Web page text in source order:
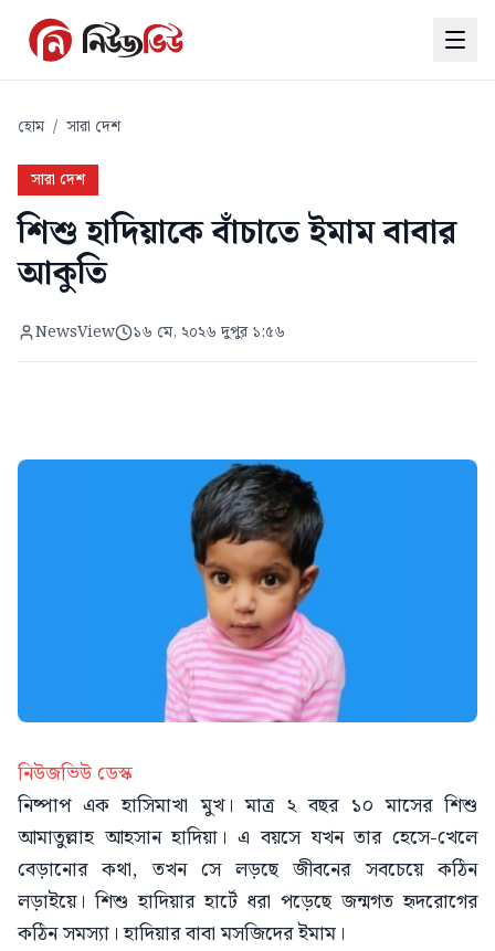
হোম / সারা দেশ
সারা দেশ
শিশু হাদিয়াকে বাঁচাতে ইমাম বাবার
আকুতি
NewsView ১৬ মে, ২০২৬ দুপুর ১:৫৬
নিউজভিউ ডেস্ক
নিষ্পাপ এক হাসিমাখা মুখ। মাত্র ২ বছর ১০ মাসের শিশু
আমাতুল্লাহ আহসান হাদিয়া। এ বয়সে যখন তার হেসে-খেলে
বেড়ানোর কথা, তখন সে লড়ছে জীবনের সবচেয়ে কঠিন
লড়াইয়ে। শিশু হাদিয়ার হার্টে ধরা পড়েছে জন্মগত হৃদরোগের
কঠিন সমস্যা। হাদিয়ার বাবা মসজিদের ইমাম।